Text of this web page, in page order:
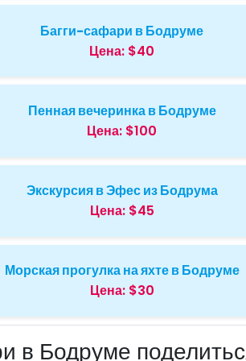
Багги-сафари в Бодруме
Цена: $40
Пенная вечеринка в Бодруме
Цена: $100
Экскурсия в Эфес из Бодрума
Цена: $45
Морская прогулка на яхте в Бодруме
Цена: $30
в Бодруме